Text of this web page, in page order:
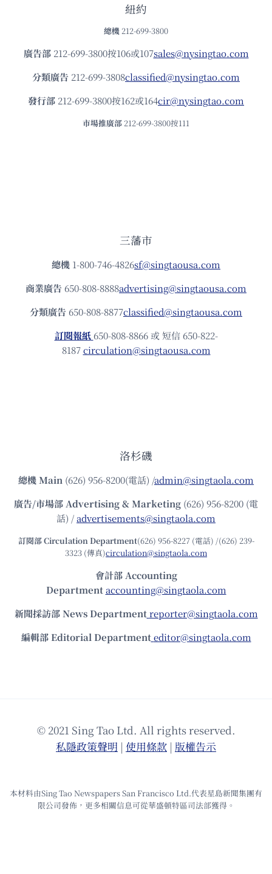
紐約
總機 212-699-3800
廣告部212-699-3800按106或107sales@nysingtao.com
分類廣告 212-699-3808classified@nysingtao.com
發⾏部 212-699-3800按162或164cir@nysingtao.com
市場推廣部 212-699-3800按111
三藩市
總機 1-800-746-4826sf@singtaousa.com
商業廣告 650-808-8888advertising@singtaousa.com
分類廣告 650-808-8877classified@singtaousa.com
訂閱報紙 650-808-8866 或 短信 650-822-
8187circulation@singtaousa.com
洛杉磯
總機Main (626) 956-8200(電話) /admin@singtaola.com
廣告/市場部Advertising & Marketing (626) 956-8200 (電
話) /advertisements@singtaola.com
訂閱部 Circulation Department(626) 956-8227 (電話) /(626) 239-
3323 (傳真)circulation@singtaola.com
會計部 Accounting
Department accounting@singtaola.com
新聞採訪部 News Department reporter@singtaola.com
編輯部 Editorial Department editor@singtaola.com
© 2021 Sing Tao Ltd. All rights reserved.
私隱政策聲明 | 使⽤條款 | 版權告⽰
本材料由Sing Tao Newspapers San Francisco Ltd.代表星島新聞集團有
限公司發佈，更多相關信息可從華盛頓特區司法部獲得。